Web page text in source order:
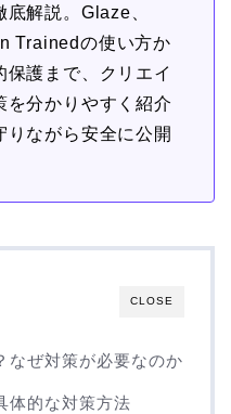
解説。Glaze、
Trainedの使い方か
保護まで、クリエイ
を分かりやすく紹介
りながら安全に公開
CLOSE
なぜ対策が必要なのか
体的な対策方法